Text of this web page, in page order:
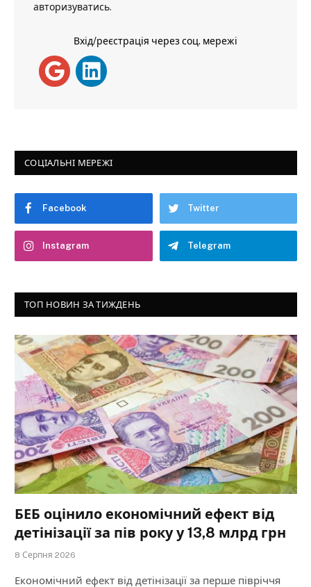
авторизуватись.
Вхід/реєстрація через соц. мережі
СОЦІАЛЬНІ МЕРЕЖІ
Facebook Twitter
Instagram Telegram
ТОП НОВИН ЗА ТИЖДЕНЬ
БЕБ оцінило економічний ефект від
детінізації за пів року у 13,8 млрд грн
8 Серпня 2026
Економічний ефект від детінізації за перше півріччя